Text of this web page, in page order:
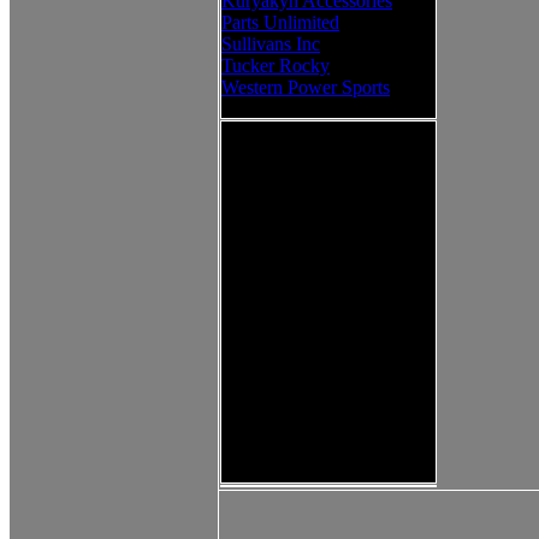
Parts Unlimited
Sullivans Inc
Tucker Rocky
Western Power Sports